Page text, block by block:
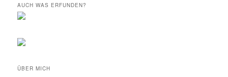
AUCH WAS ERFUNDEN?
ÜBER MICH